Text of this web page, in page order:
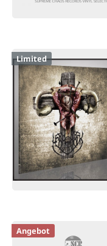
Limited
Angebot